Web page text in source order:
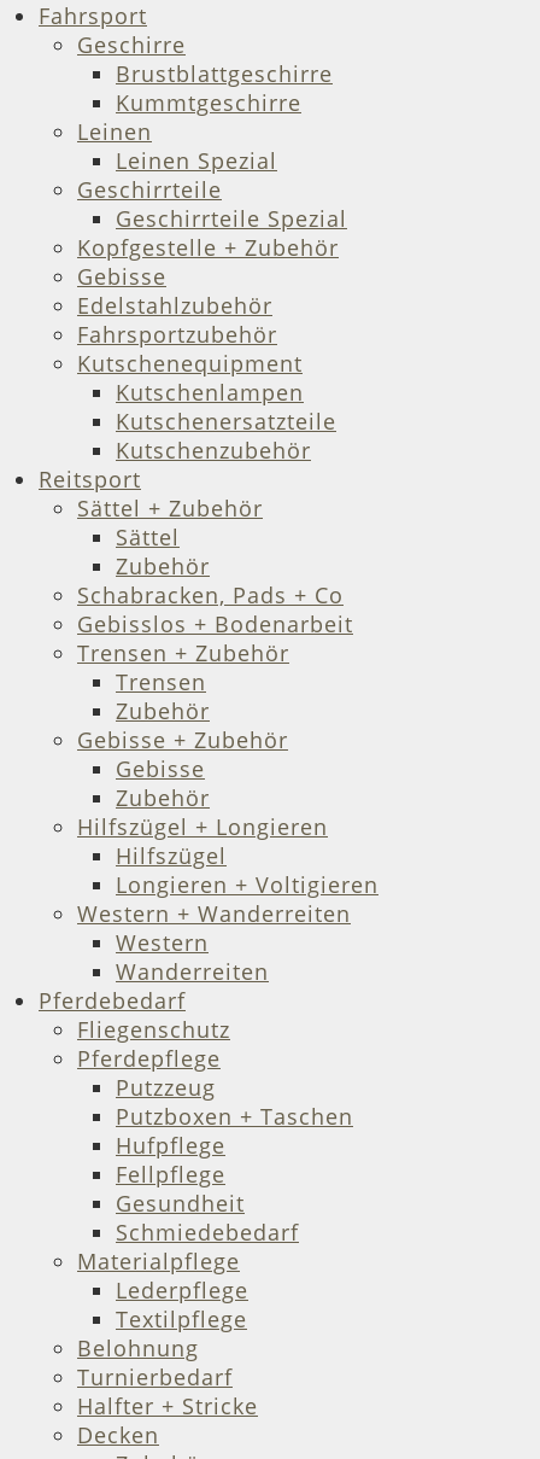
Fahrsport
Geschirre
Brustblattgeschirre
Kummtgeschirre
Leinen
Leinen Spezial
Geschirrteile
Geschirrteile Spezial
Kopfgestelle + Zubehör
Gebisse
Edelstahlzubehör
Fahrsportzubehör
Kutschenequipment
Kutschenlampen
Kutschenersatzteile
Kutschenzubehör
Reitsport
Sättel + Zubehör
Sättel
Zubehör
Schabracken, Pads + Co
Gebisslos + Bodenarbeit
Trensen + Zubehör
Trensen
Zubehör
Gebisse + Zubehör
Gebisse
Zubehör
Hilfszügel + Longieren
Hilfszügel
Longieren + Voltigieren
Western + Wanderreiten
Western
Wanderreiten
Pferdebedarf
Fliegenschutz
Pferdepflege
Putzzeug
Putzboxen + Taschen
Hufpflege
Fellpflege
Gesundheit
Schmiedebedarf
Materialpflege
Lederpflege
Textilpflege
Belohnung
Turnierbedarf
Halfter + Stricke
Decken